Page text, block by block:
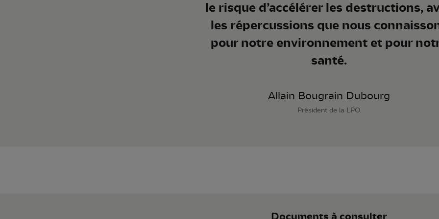
le risque d’accélérer les destructions,
les répercussions que nous
pour notre environnement et pour
santé.
Allain Bougrain Dubourg
Président de la LPO